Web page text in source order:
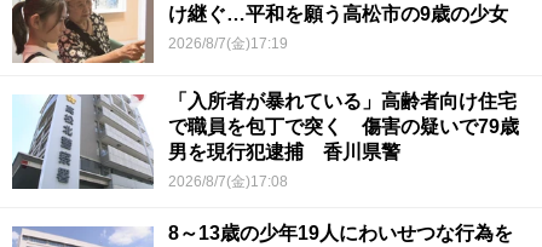
け継ぐ…平和を願う高松市の9歳の少女
2026/8/7(金)17:19
「入所者が暴れている」高齢者向け住宅
で職員を包丁で突く 傷害の疑いで79歳
男を現行犯逮捕 香川県警
2026/8/7(金)17:08
8～13歳の少年19人にわいせつな行為を